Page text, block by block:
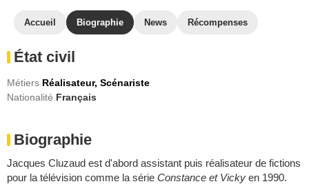
Accueil Biographie News Récompenses
État civil
Métiers Réalisateur, Scénariste
Nationalité Français
Biographie
Jacques Cluzaud est d'abord assistant puis réalisateur de fictions
pour la télévision comme la série Constance et Vicky en 1990.